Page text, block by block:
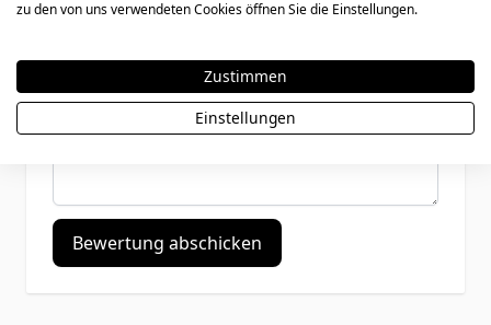
Zusammenfassung
Bewertung abschicken
zu den von uns verwendeten Cookies öffnen Sie die Einstellungen.
Zustimmen
Einstellungen